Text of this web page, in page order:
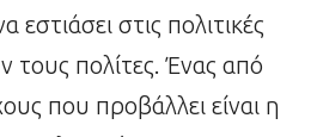
εστιάσει στις πολιτικές
πολίτες. Ένας από
που προβάλλει είναι η